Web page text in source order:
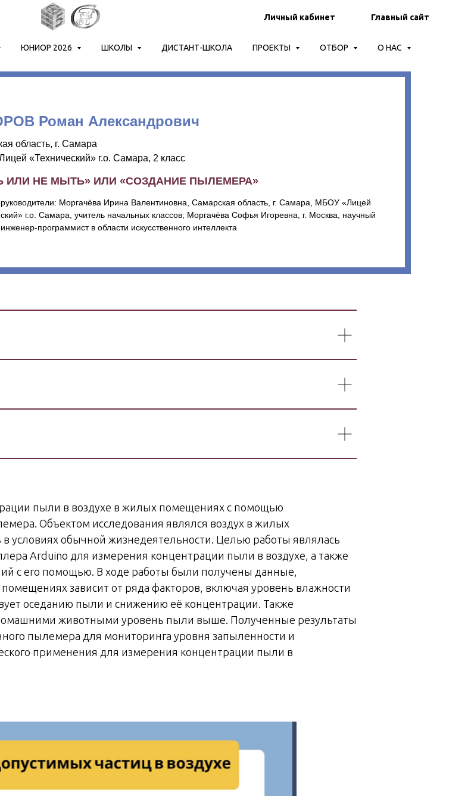
Личный кабинет Главный сайт
ЮНИОР 2026 ШКОЛЫ ДИСТАНТ-ШКОЛА ПРОЕКТЫ ОТБОР О НАС
Роман Александрович
область, г. Самара
«Технический» г.о. Самара, 2 класс
ИЛИ НЕ МЫТЬ» ИЛИ «СОЗДАНИЕ ПЫЛЕМЕРА»
Моргачёва Ирина Валентиновна, Самарская область, г. Самара, МБОУ «Лицей
г.о. Самара, учитель начальных классов; Моргачёва Софья Игоревна, г. Москва, научный
инженер-программист в области искусственного интеллекта
пыли в воздухе в жилых помещениях с помощью
Объектом исследования являлся воздух в жилых
условиях обычной жизнедеятельности. Целью работы являлась
Arduino для измерения концентрации пыли в воздухе, а также
с его помощью. В ходе работы были получены данные,
зависит от ряда факторов, включая уровень влажности
оседанию пыли и снижению её концентрации. Также
животными уровень пыли выше. Полученные результаты
пылемера для мониторинга уровня запыленности и
применения для измерения концентрации пыли в